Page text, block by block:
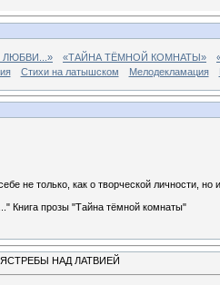
«ТАЙНА ТЁМНОЙ КОМНАТЫ»
Стихи на латышском Мелодекламация
не только, как о творческой личности,
Книга прозы "Тайна тёмной комнаты"
НАД ЛАТВИЕЙ